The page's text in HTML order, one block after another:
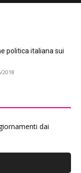
politica italiana sui
2018
dai